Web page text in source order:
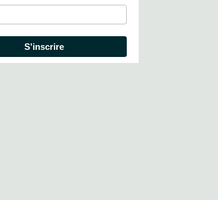
S'inscrire